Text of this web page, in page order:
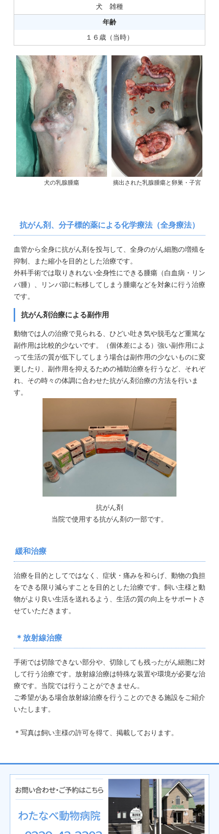
犬 雑種
年齢
１６歳（当時）
犬の乳腺腫瘍 摘出された乳腺腫瘍と卵巣・子宮
抗がん剤、分子標的薬による化学療法（全身療法）
血管から全身に抗がん剤を投与して、全身のがん細胞の増殖を
抑制、また縮小を目的とした治療です。
外科手術では取りきれない全身性にできる腫瘍（白血病・リン
パ腫）、リンパ節に転移してしまう腫瘍などを対象に行う治療
です。
抗がん剤治療による副作用
動物では人の治療で見られる、ひどい吐き気や脱毛など重篤な
副作用は比較的少ないです。（個体差による）強い副作用によ
って生活の質が低下してしまう場合は副作用の少ないものに変
更したり、副作用を抑えるための補助治療を行うなど、それぞ
れ、その時々の体調に合わせた抗がん剤治療の方法を行いま
す。
抗がん剤
当院で使用する抗がん剤の一部です。
緩和治療
治療を目的としてではなく、症状・痛みを和らげ、動物の負担
をできる限り減らすことを目的とした治療です。飼い主様と動
物がより良い生活を送れるよう、生活の質の向上をサポートさ
せていただきます。
＊放射線治療
手術では切除できない部分や、切除しても残ったがん細胞に対
して行う治療です。放射線治療は特殊な装置や環境が必要な治
療です。当院では行うことができません。
ご希望がある場合放射線治療を行うことのできる施設をご紹介
いたします。
＊写真は飼い主様の許可を得て、掲載しております。